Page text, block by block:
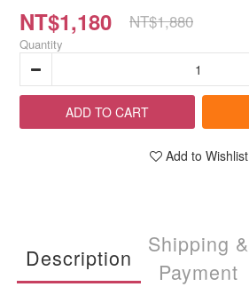
NT$1,180 NT$1,880
Quantity
ADD TO CART
Add to Wishlist
Description
Shipping &
Payment